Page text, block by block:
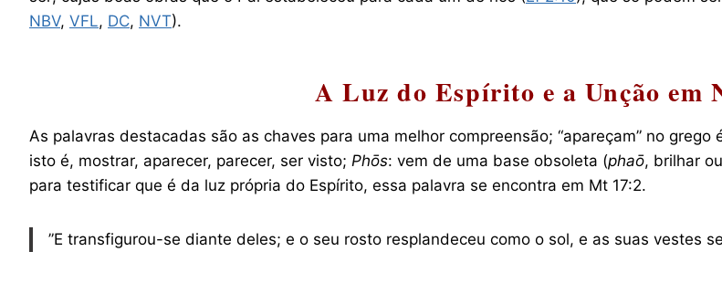
NBV, VFL, DC, NVT).
A Luz do Espírito e a Unção em
As palavras destacadas são as chaves para uma melhor compreensão; “apareçam” no grego
isto é, mostrar, aparecer, parecer, ser visto; Phōs: vem de uma base obsoleta (phaō, brilhar
para testificar que é da luz própria do Espírito, essa palavra se encontra em Mt 17:2.
”E transfigurou-se diante deles; e o seu rosto resplandeceu como o sol, e as suas vestes